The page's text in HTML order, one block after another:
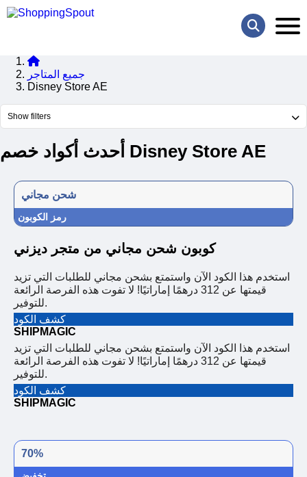
جميع المتاجر
Disney Store AE
Show filters
أحدث أكواد خصم Disney Store AE
شحن مجاني
رمز الكوبون
كوبون شحن مجاني من متجر ديزني
استخدم هذا الكود الآن واستمتع بشحن مجاني للطلبات التي تزيد
قيمتها عن 312 درهمًا إماراتيًا! لا تفوت هذه الفرصة الرائعة
للتوفير.
كشف الكود
SHIPMAGIC
استخدم هذا الكود الآن واستمتع بشحن مجاني للطلبات التي تزيد
قيمتها عن 312 درهمًا إماراتيًا! لا تفوت هذه الفرصة الرائعة
للتوفير.
كشف الكود
SHIPMAGIC
70%